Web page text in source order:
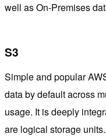
well as On-Premises
S3
Simple and popular
data by default across
usage. It is deeply
are logical storage